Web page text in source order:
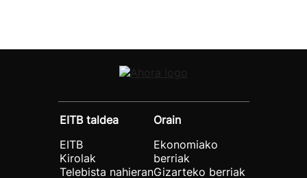
EITB taldea
EITB
Kirolak
Telebista nahieran
Orain
Ekonomiako
berriak
Gizarteko berriak